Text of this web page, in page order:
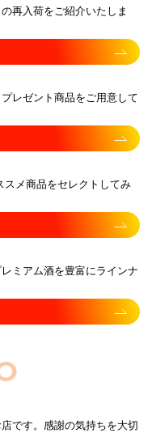
再入荷をご紹介いたしま
レゼント商品をご用意して
スメ商品をセレクトしてみ
ミアム酒を豊富にラインナ
です。感謝の気持ちを大切